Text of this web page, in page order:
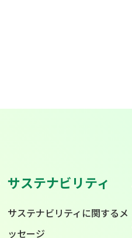
サステナビリティ
サステナビリティに関するメ
ッセージ